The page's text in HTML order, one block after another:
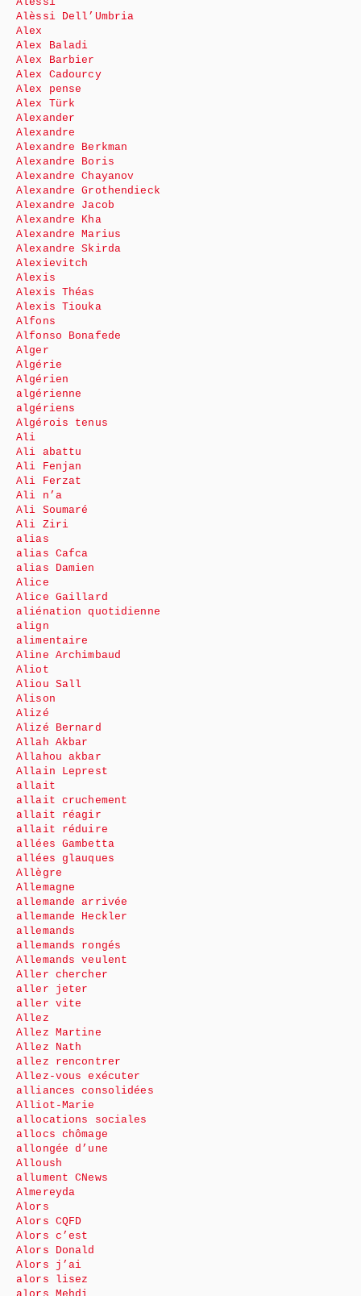
Alèssi Dell’Umbria
Alex
Alex Baladi
Alex Barbier
Alex Cadourcy
Alex pense
Alex Türk
Alexander
Alexandre
Alexandre Berkman
Alexandre Boris
Alexandre Chayanov
Alexandre Grothendieck
Alexandre Jacob
Alexandre Kha
Alexandre Marius
Alexandre Skirda
Alexievitch
Alexis
Alexis Théas
Alexis Tiouka
Alfons
Alfonso Bonafede
Alger
Algérie
Algérien
algérienne
algériens
Algérois tenus
Ali
Ali abattu
Ali Fenjan
Ali Ferzat
Ali n’a
Ali Soumaré
Ali Ziri
alias
alias Cafca
alias Damien
Alice
Alice Gaillard
aliénation quotidienne
align
alimentaire
Aline Archimbaud
Aliot
Aliou Sall
Alison
Alizé
Alizé Bernard
Allah Akbar
Allahou akbar
Allain Leprest
allait
allait cruchement
allait réagir
allait réduire
allées Gambetta
allées glauques
Allègre
Allemagne
allemande arrivée
allemande Heckler
allemands
allemands rongés
Allemands veulent
Aller chercher
aller jeter
aller vite
Allez
Allez Martine
Allez Nath
allez rencontrer
Allez-vous exécuter
alliances consolidées
Alliot-Marie
allocations sociales
allocs chômage
allongée d’une
Alloush
allument CNews
Almereyda
Alors
Alors CQFD
Alors c’est
Alors Donald
Alors j’ai
alors lisez